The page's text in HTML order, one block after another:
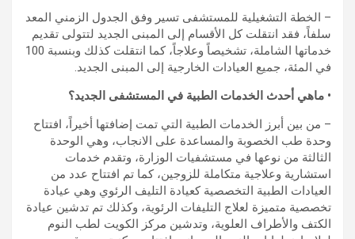
– الخطة التشغيلية للمستشفى تسير وفق الجدول الزمني المعد
سلفاً، فقد انتقلت كل الأقسام إلى المبنى الجديد لتتولى تقديم
خدماتها الشاملة، تشخيصاً وعلاجاً، كما انتقلت كذلك وبنسبة 100
في المئة، جميع العيادات الخارجية إلى المبنى الجديد.
• ماهي أحدث الخدمات الطبية في المستشفى الجديد؟
– من بين أبرز الخدمات الطبية التي تمت إضافتها أخيراً، افتتاح
وحدة طب الخصوبة والمساعدة على الانجاب، وهي الوحدة
الثالثة من نوعها في مستشفيات الوزارة، وتقدم خدمات
استشارية وعلاجية متكاملة للزوجين، كما تم افتتاح عدد من
العيادات الطبية التخصصية كعيادة التليف الرئوي وهي عيادة
تخصصية متميزة لعلاج التليفات الرئوية، وكذلك تم تدشين عيادة
الكتف والأطراف العلوية، وتدشين مركز الكويت لطب النوم